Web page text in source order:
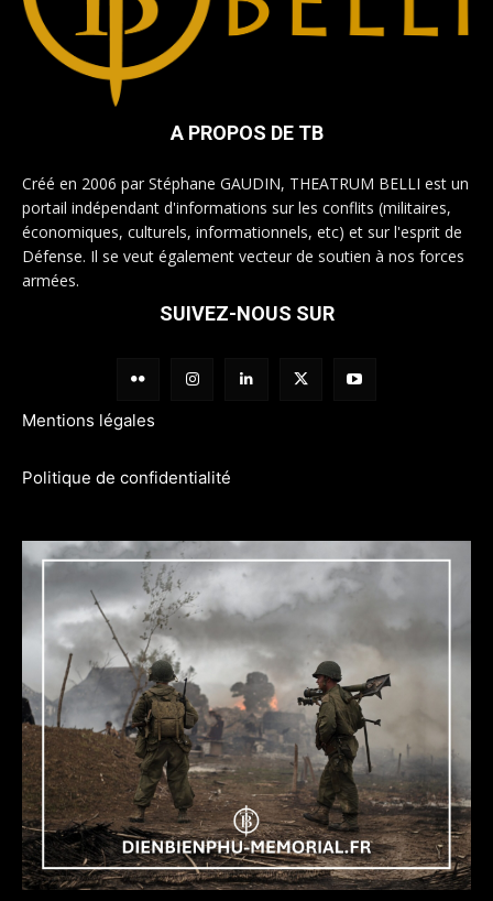
A PROPOS DE TB
Créé en 2006 par Stéphane GAUDIN, THEATRUM BELLI est un
portail indépendant d'informations sur les conflits (militaires,
économiques, culturels, informationnels, etc) et sur l'esprit de
Défense. Il se veut également vecteur de soutien à nos forces
armées.
SUIVEZ-NOUS SUR
Mentions légales
Politique de confidentialité